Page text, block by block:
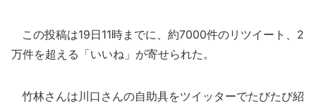
この投稿は19日11時までに、約7000件のリツイート、2
万件を超える「いいね」が寄せられた。
竹林さんは川口さんの自助具をツイッターでたびたび紹